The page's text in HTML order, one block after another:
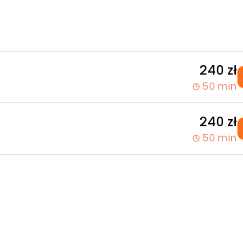
240 zł
50 min
240 zł
50 min